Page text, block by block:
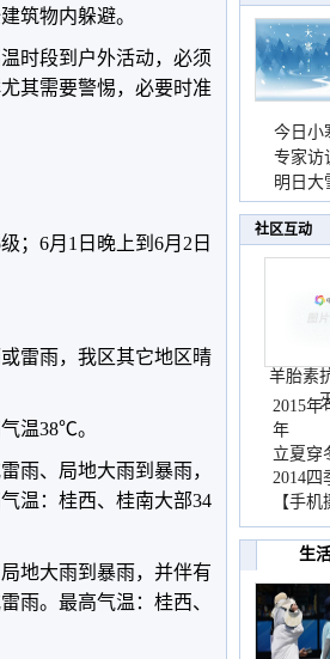
筑物内躲避。
时段到户外活动，必须
其需要警惕，必要时准
；6月1日晚上到6月2日
雷雨，我区其它地区晴
温38℃。
雨、局地大雨到暴雨，
温：桂西、桂南大部34
地大雨到暴雨，并伴有
雨。最高气温：桂西、
今日小
专家访
温低
明日大
天气
社区互动
羊胎素
2015年
年
立夏穿
2014四
【手
生